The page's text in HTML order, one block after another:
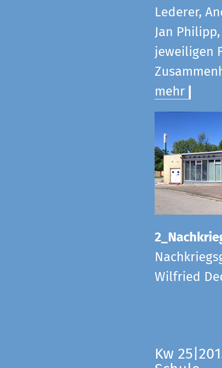
Lederer,
Jan
jeweiligen
mehr
Wilfried
Kw